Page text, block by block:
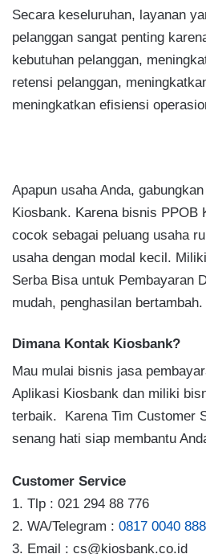
Secara keseluruhan, layanan
pelanggan sangat penting
kebutuhan pelanggan,
retensi pelanggan,
meningkatkan efisiensi
Apapun usaha Anda,
Kiosbank. Karena bisnis PPOB
cocok sebagai peluang usaha
usaha dengan modal kecil.
Serba Bisa untuk Pembayaran
mudah, penghasilan bertambah.
Dimana Kontak Kiosbank?
Mau mulai bisnis jasa
Aplikasi Kiosbank dan miliki
terbaik. Karena Tim Customer
senang hati siap membantu
Customer Service
1. Tlp : 021 294 88 776
2. WA/Telegram : 0817 0040 888
3. Email : cs@kiosbank.co.id